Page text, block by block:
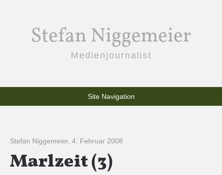
Stefan Niggemeier
Medienjournalist
Site Navigation
Stefan Niggemeier, 4. Februar 2008
Marlzeit (3)